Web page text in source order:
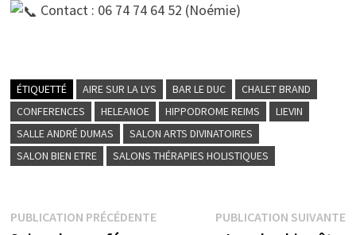
Contact : 06 74 74 64 52 (Noémie)
ÉTIQUETTÉ AIRE SUR LA LYS BAR LE DUC
CHALET BRAND
CONFERENCES
HELEANOE HIPPODROME REIMS
LIEVIN
SALLE ANDRÉ DUMAS
SALON ARTS DIVINATOIRES
SALON BIEN ETRE
SALONS THÉRAPIES HOLISTIQUES
Navigation
PUBLICATION PRÉCÉDENTEPublicationPUBLICATION SUIVANTE